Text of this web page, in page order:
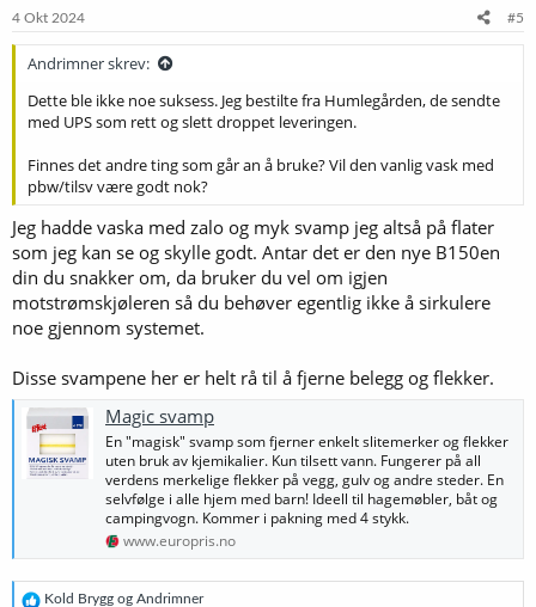
4 Okt 2024 #5
Andrimner skrev:
Dette ble ikke noe suksess. Jeg bestilte fra Humlegården, de sendte
med UPS som rett og slett droppet leveringen.
Finnes det andre ting som går an å bruke? Vil den vanlig vask med
pbw/tilsv være godt nok?
Jeg hadde vaska med zalo og myk svamp jeg altså på flater
som jeg kan se og skylle godt. Antar det er den nye B150en
din du snakker om, da bruker du vel om igjen
motstrømskjøleren så du behøver egentlig ikke å sirkulere
noe gjennom systemet.
Disse svampene her er helt rå til å fjerne belegg og flekker.
Magic svamp
En "magisk" svamp som fjerner enkelt slitemerker og flekker
uten bruk av kjemikalier. Kun tilsett vann. Fungerer på all
verdens merkelige flekker på vegg, gulv og andre steder. En
selvfølge i alle hjem med barn! Ideell til hagemøbler, båt og
campingvogn. Kommer i pakning med 4 stykk.
www.europris.no
R
Kold Brygg og Andrimner